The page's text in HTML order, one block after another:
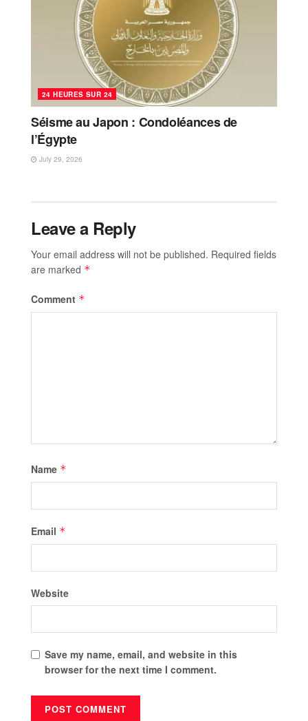
24 HEURES SUR 24
Séisme au Japon : Condoléances de
l’Égypte
July 29, 2026
Leave a Reply
Your email address will not be published. Required fields
are marked *
Comment *
Name *
Email *
Website
Save my name, email, and website in this
browser for the next time I comment.